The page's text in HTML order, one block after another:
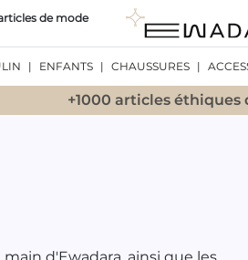
de mode
| ENFANTS | CHAUSSURES |
+1000 articles éthiques
d'Ewadara, ainsi que les